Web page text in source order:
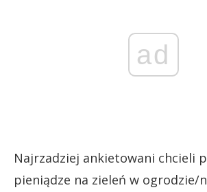
ad
Najrzadziej ankietowani chcieli
pieniądze na zieleń w ogrodzie/